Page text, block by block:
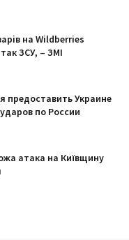
на Wildberries
ЗСУ, – ЗМІ
предоставить Украине
по России
атака на Київщину